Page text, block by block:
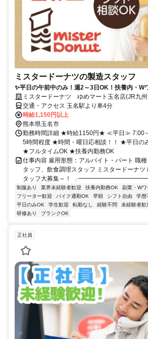
ミスタードーナツの製造スタッフ
✨平日の午前中のみ！週2～3日OK！扶養内・W
ミスタードーナツ ゆめマート玉名店(JR九
交通・アクセス 玉名駅より車4分
時給1,150円以上
熊本県玉名市
勤務時間詳細 ★時給1150円★ ≪平日≫ 7:00
5時間程度 ★時間・曜日応相談！！ ★平日の
★フルタイムOK ★扶養内勤務OK
仕事内容 雇用形態：アルバイト・パート 職
タッフ、飲食調理スタッフ ミスタードーナツ
タッフ大募集～！
制服あり 業界未経験者歓迎 扶養内勤務OK 副業・Wワ
フリーター歓迎
バイク通勤OK 早朝 シフト自由 学歴
平日のみOK
学生歓迎 転勤なし 経験不問 未経験者歓
研修あり
ブランクOK
正社員